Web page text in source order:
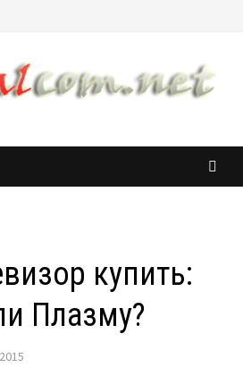
купить:
Плазму?